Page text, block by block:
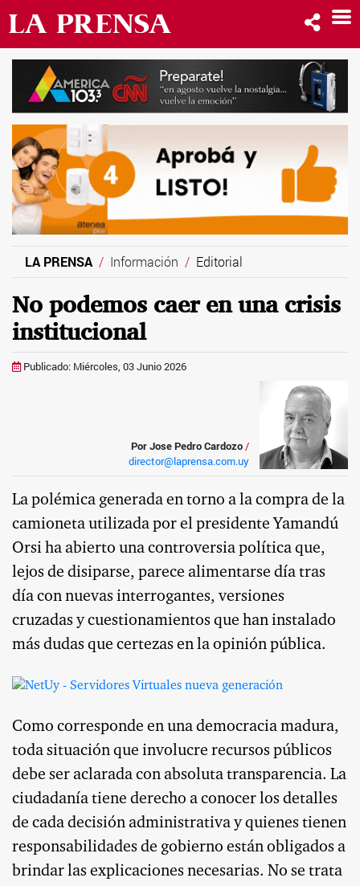
LA PRENSA Información Editorial
No podemos caer en una crisis
institucional
Publicado: Miércoles, 03 Junio 2026
Por Jose Pedro Cardozo /
director@laprensa.com.uy
La polémica generada en torno a la compra de la
camioneta utilizada por el presidente Yamandú
Orsi ha abierto una controversia política que,
lejos de disiparse, parece alimentarse día tras
día con nuevas interrogantes, versiones
cruzadas y cuestionamientos que han instalado
más dudas que certezas en la opinión pública.
Como corresponde en una democracia madura,
toda situación que involucre recursos públicos
debe ser aclarada con absoluta transparencia. La
ciudadanía tiene derecho a conocer los detalles
de cada decisión administrativa y quienes tienen
responsabilidades de gobierno están obligados a
brindar las explicaciones necesarias. No se trata